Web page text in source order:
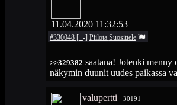
11.04.2020 11:32:53
#330048 [+-] Piilota Suosittele
>>329382 saatana! Jotenki
näkymin duunit uudes paikassa
valupertti 30191